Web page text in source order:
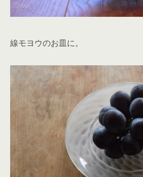
線モヨウのお皿に。